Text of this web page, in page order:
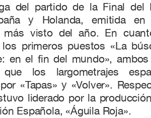
del partido de la Final del
y Holanda, emitida
más visto del año. En
primeros puestos «La
en el fin del mundo»,
que los largometrajes
«Tapas» y «Volver».
liderado por la
Española, «Águila Roja».